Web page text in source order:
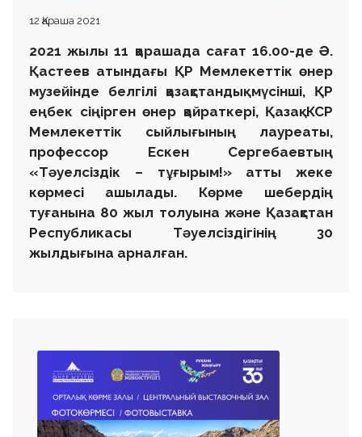
12 Қараша 2021
2021 жылы 11 қарашада сағат 16.00-де Ә.
Қастеев атындағы ҚР Мемлекеттік өнер
музейінде белгілі қазақстандық мүсінші, ҚР
еңбек сіңірген өнер қайраткері, Қазақ КСР
Мемлекеттік сыйлығының лауреаты,
профессор Ескен Сергебаевтың
«Тәуелсіздік – тұғырым!» атты жеке
көрмесі ашылады. Көрме шебердің
туғанына 80 жыл толуына және Қазақстан
Республикасы Тәуелсіздігінің 30
жылдығына арналған.